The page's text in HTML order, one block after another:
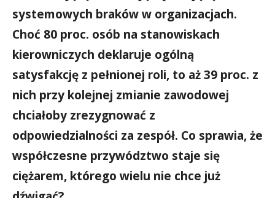
systemowych braków w organizacjach.
Choć 80 proc. osób na stanowiskach
kierowniczych deklaruje ogólną
satysfakcję z pełnionej roli, to aż 39 proc. z
nich przy kolejnej zmianie zawodowej
chciałoby zrezygnować z
odpowiedzialności za zespół. Co sprawia, że
współczesne przywództwo staje się
ciężarem, którego wielu nie chce już